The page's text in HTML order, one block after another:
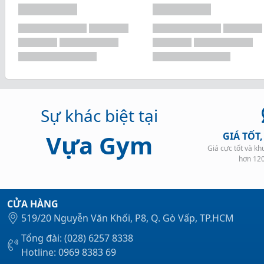
Sự khác biệt tại
Vựa Gym GIÁ
Giá cực tốt và
hơn
CỬA HÀNG
519/20 Nguyễn Văn Khối, P8, Q. Gò Vấp, TP.HCM
Tổng đài: (028) 6257 8338
Hotline: 0969 8383 69